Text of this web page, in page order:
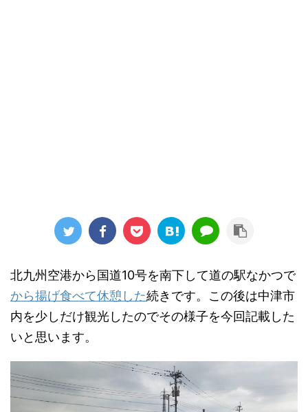
北九州空港から国道10号を南下して道の駅なかつで
から揚げ食べて休憩した続きです。この後は中津市
内を少しだけ観光したのでその様子を今回記載した
いと思います。